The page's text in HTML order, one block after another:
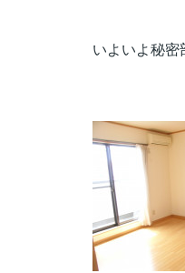
いよいよ秘密